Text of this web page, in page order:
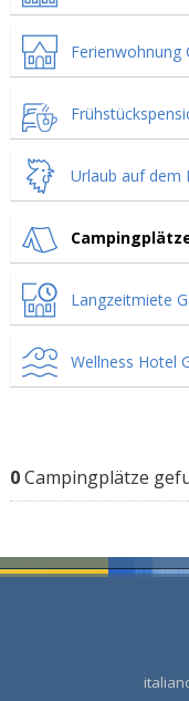
Ferienwohnung
Urlaub auf dem
Langzeitmiete
Wellness Hotel
0Campingplätze